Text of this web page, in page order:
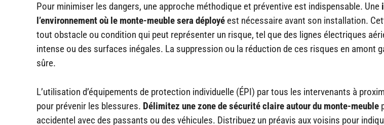
Pour minimiser les dangers, une approche méthodique et préventive est indispensable. Une
l’environnement où le monte-meuble sera déployé est nécessaire avant son installation.
tout obstacle ou condition qui peut représenter un risque, tel que des lignes électriques
intense ou des surfaces inégales. La suppression ou la réduction de ces risques en amont
sûre.
L’utilisation d’équipements de protection individuelle (ÉPI) par tous les intervenants à
pour prévenir les blessures. Délimitez une zone de sécurité claire autour du monte-meuble
accidentel avec des passants ou des véhicules. Distribuez un préavis aux voisins pour